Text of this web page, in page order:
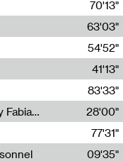
70'13"
63'03"
54'52"
41'13"
83'33"
Radia Show #1113 : FOSSIL///NOISE by Fabiana Gibim / Wave Farm
28'00"
77'31"
09'35"